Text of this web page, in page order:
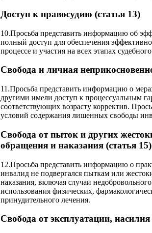
Доступ к правосудию (статья 13)
10.Просьба представить информацию об
полный доступ для обеспечения
процессе и участия на всех этапах
Свобода и личная
11.Просьба представить информацию о
другими имели доступ к процессуальным
соответствующих возрасту корректив.
условий содержания лишенных свободы
Свобода от пыток и других
обращения и наказания (статья 15)
12.Просьба представить информацию о
инвалид не подвергался пыткам или
наказания, включая случаи
использования физических,
принудительного лечения.
Свобода от эксплуатации,